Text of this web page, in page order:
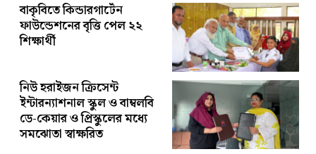
বাকৃবিতে কিন্ডারগার্টেন
ফাউন্ডেশনের বৃত্তি পেল ২২
শিক্ষার্থী
নিউ হরাইজন ক্রিসেন্ট
ইন্টারন্যাশনাল স্কুল ও বাম্বলবি
ডে-কেয়ার ও প্রিস্কুলের মধ্যে
সমঝোতা স্বাক্ষরিত